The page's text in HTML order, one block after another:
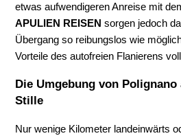
etwas aufwendigeren Anreise mit
APULIEN REISEN sorgen jedoch
Übergang so reibungslos wie
Vorteile des autofreien Flanierens
Die Umgebung von
Stille
Nur wenige Kilometer landeinwärts